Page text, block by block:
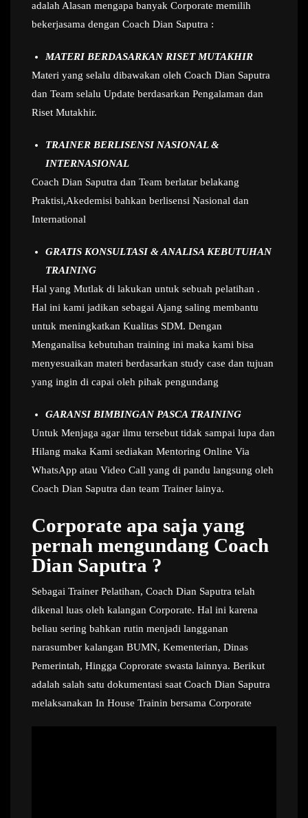
adalah Alasan mengapa banyak Corporate memilih
bekerjasama dengan Coach Dian Saputra :
MATERI BERDASARKAN RISET MUTAKHIR
Materi yang selalu dibawakan oleh Coach Dian Saputra
dan Team selalu Update berdasarkan Pengalaman dan
Riset Mutakhir.
TRAINER BERLISENSI NASIONAL &
INTERNASIONAL
Coach Dian Saputra dan Team berlatar belakang
Praktisi,Akedemisi bahkan berlisensi Nasional dan
International
GRATIS KONSULTASI & ANALISA KEBUTUHAN
TRAINING
Hal yang Mutlak di lakukan untuk sebuah pelatihan .
Hal ini kami jadikan sebagai Ajang saling membantu
untuk meningkatkan Kualitas SDM. Dengan
Menganalisa kebutuhan training ini maka kami bisa
menyesuaikan materi berdasarkan study case dan tujuan
yang ingin di capai oleh pihak pengundang
GARANSI BIMBINGAN PASCA TRAINING
Untuk Menjaga agar ilmu tersebut tidak sampai lupa dan
Hilang maka Kami sediakan Mentoring Online Via
WhatsApp atau Video Call yang di pandu langsung oleh
Coach Dian Saputra dan team Trainer lainya.
Corporate apa saja yang
pernah mengundang Coach
Dian Saputra ?
Sebagai Trainer Pelatihan, Coach Dian Saputra telah
dikenal luas oleh kalangan Corporate. Hal ini karena
beliau sering bahkan rutin menjadi langganan
narasumber kalangan BUMN, Kementerian, Dinas
Pemerintah, Hingga Coprorate swasta lainnya. Berikut
adalah salah satu dokumentasi saat Coach Dian Saputra
melaksanakan In House Trainin bersama Corporate